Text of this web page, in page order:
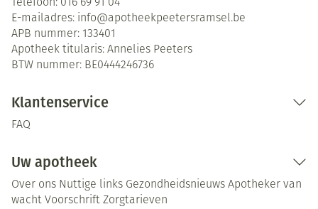
Telefoon: 016 69 91 04
E-mailadres: info@apotheekpeetersramsel.be
APB nummer: 133401
Apotheek titularis: Annelies Peeters
BTW nummer: BE0444246736
Klantenservice
FAQ
Uw apotheek
Over ons Nuttige links Gezondheidsnieuws Apotheker van
wacht Voorschrift Zorgtarieven